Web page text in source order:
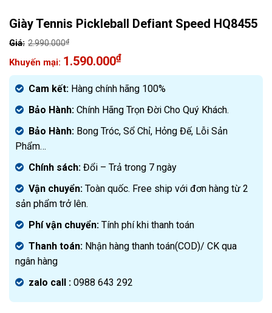
Giày Tennis Pickleball Defiant Speed HQ8455
2.990.000₫
Giá
gốc
là:
2.990.000₫.
1.590.000₫
Giá
hiện
tại
là:
1.590.000₫.
Cam kết: Hàng chính hãng 100%
Bảo Hành: Chính Hãng Trọn Đời Cho Quý Khách.
Bảo Hành: Bong Tróc, Sổ Chỉ, Hỏng Đế, Lỗi Sản
Phẩm…
Chính sách: Đổi – Trả trong 7 ngày
Vận chuyển: Toàn quốc. Free ship với đơn hàng từ 2
sản phẩm trở lên.
Phí vận chuyển: Tính phí khi thanh toán
Thanh toán: Nhận hàng thanh toán(COD)/ CK qua
ngân hàng
zalo call : 0988 643 292